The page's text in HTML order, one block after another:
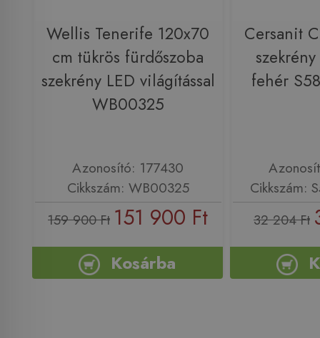
Wellis Tenerife 120x70
cm tükrös fürdőszoba
szekrény LED világítással
WB00325
Azonosító: 177430
Cikkszám: WB00325
159 900 Ft 151 900 Ft
Kosárba
Cersanit
fehér
Cikkszám:
32 204 Ft